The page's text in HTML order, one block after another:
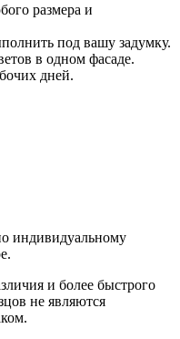
размера и
под вашу задумку.
в одном фасаде.
дней.
индивидуальному
и более быстрого
не являются